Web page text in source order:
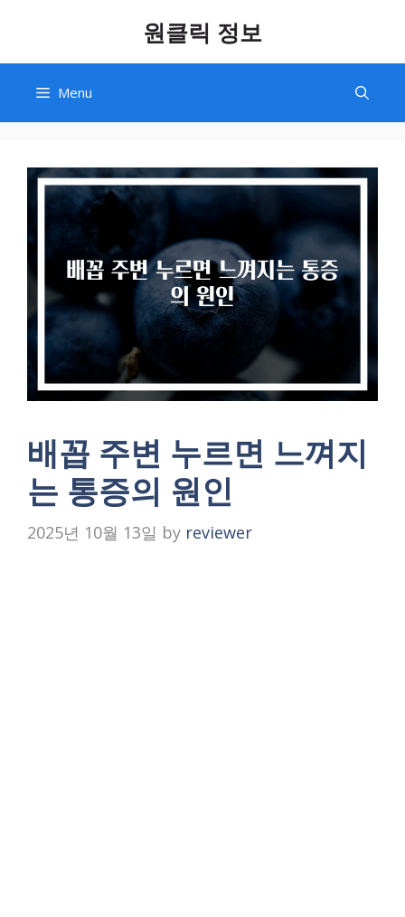
content
원클릭 정보
Menu
배꼽 주변 누르면 느껴지
는 통증의 원인
2025년 10월 13일 by reviewer